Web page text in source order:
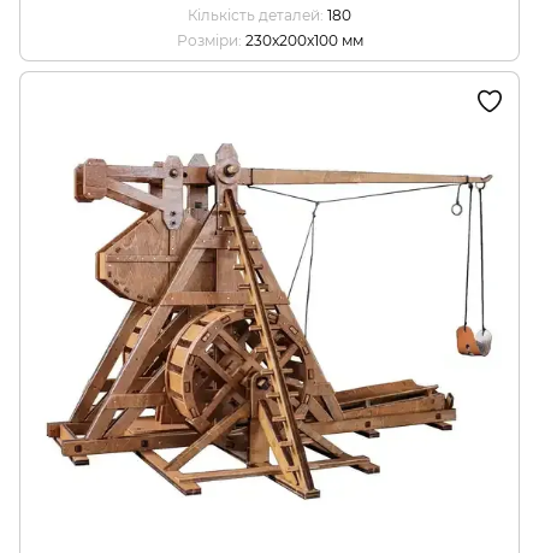
Кількість деталей 180
Розміри 230x200x100 мм